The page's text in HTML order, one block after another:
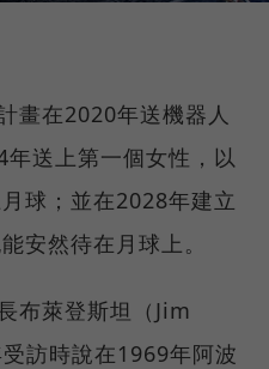
畫在2020年送機器人
送上第一個女性，以
球；並在2028年建立
安然待在月球上。
布萊登斯坦（Jim
訪時說在1969年阿波